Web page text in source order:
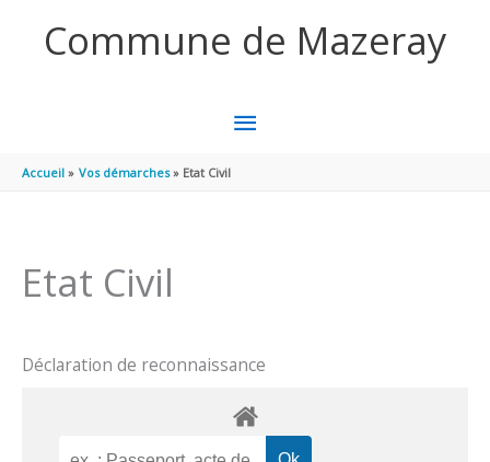
Commune de Mazeray
MENU
PRINCIPAL
Accueil Vos démarches Etat Civil
Etat Civil
Déclaration de reconnaissance